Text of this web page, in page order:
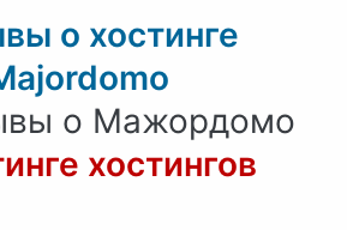
о хостинге
о Мажордомо
хостингов